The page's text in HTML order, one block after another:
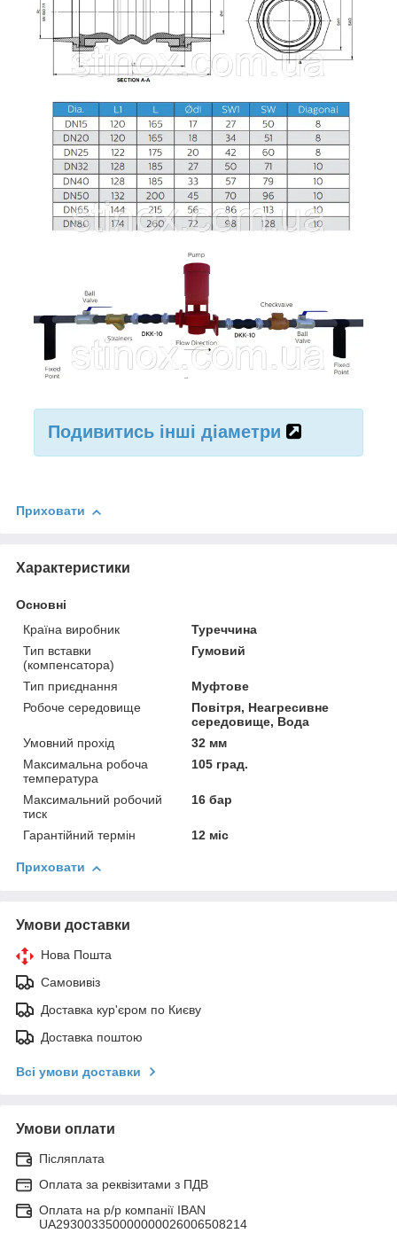
Подивитись інші діаметри
Приховати
Характеристики
Основні
Країна виробник
Туреччина
Тип вставки
(компенсатора)
Гумовий
Тип приєднання
Муфтове
Робоче середовище
Повітря, Неагресивне
середовище, Вода
Умовний прохід
32 мм
Максимальна робоча
температура
105 град.
Максимальний робочий
тиск
16 бар
Гарантійний термін 12 міс
Приховати
Умови доставки
Нова Пошта
Самовивіз
Доставка кур'єром по Києву
Доставка поштою
Всі умови доставки
Умови оплати
Післяплата
Оплата за реквізитами з ПДВ
Оплата на р/р компанії IBAN
UA293003350000000026006508214